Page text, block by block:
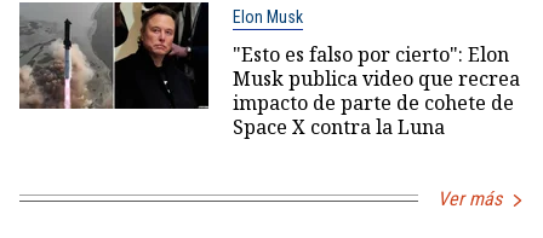
Elon Musk
"Esto es falso por cierto": Elon
Musk publica video que recrea
impacto de parte de cohete de
Space X contra la Luna
Ver más